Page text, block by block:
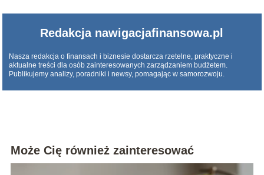
Redakcja nawigacjafinansowa.pl
Nasza redakcja o finansach i biznesie dostarcza rzetelne, praktyczne i
aktualne treści dla osób zainteresowanych zarządzaniem budżetem.
Publikujemy analizy, poradniki i newsy, pomagając w samorozwoju.
Może Cię również zainteresować